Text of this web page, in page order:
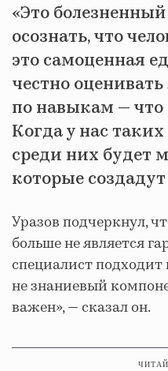
«Это
осознать, что
это самоценная
честно
по навыкам — что
Когда у нас
среди них будет
которые
Уразов подчеркнул,
больше не является
специалист
не знаниевый
важен», — сказал он.